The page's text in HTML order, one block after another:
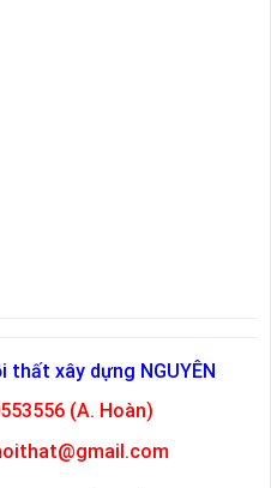
xây dựng NGUYÊN
(A. Hoàn)